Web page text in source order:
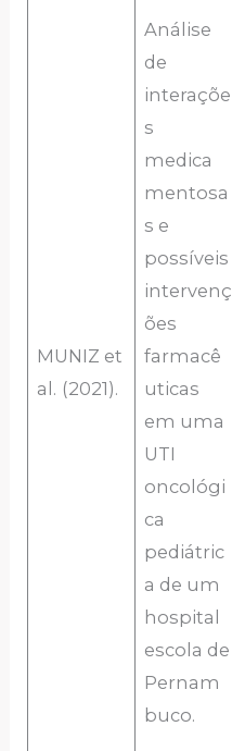
MUNIZ et
al. (2021).
Análise
de
interaçõe
s
medica
mentosa
s e
possíveis
intervenç
ões
farmacê
uticas
em uma
UTI
oncológi
ca
pediátric
a de um
hospital
escola de
Pernam
buco.